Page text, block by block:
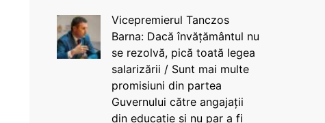
Vicepremierul Tanczos
Barna: Dacă învățământul nu
se rezolvă, pică toată legea
salarizării / Sunt mai multe
promisiuni din partea
Guvernului către angajații
din educație și nu par a fi